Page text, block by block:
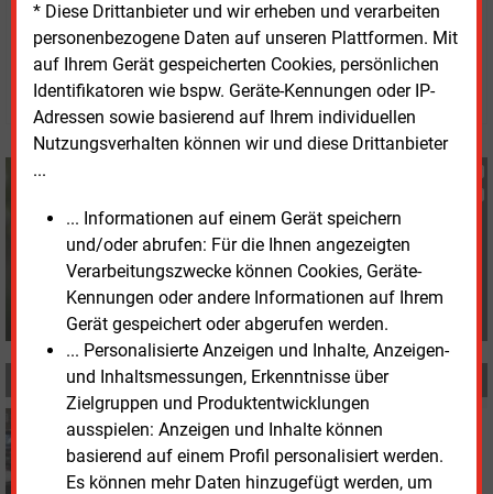
* Diese Drittanbieter und wir erheben und verarbeiten
personenbezogene Daten auf unseren Plattformen. Mit
auf Ihrem Gerät gespeicherten Cookies, persönlichen
Identifikatoren wie bspw. Geräte-Kennungen oder IP-
Adressen sowie basierend auf Ihrem individuellen
Nutzungsverhalten können wir und diese Drittanbieter
...
... Informationen auf einem Gerät speichern
und/oder abrufen: Für die Ihnen angezeigten
Verarbeitungszwecke können Cookies, Geräte-
Kennungen oder andere Informationen auf Ihrem
Gerät gespeichert oder abgerufen werden.
... Personalisierte Anzeigen und Inhalte, Anzeigen-
und Inhaltsmessungen, Erkenntnisse über
Zielgruppen und Produktentwicklungen
ausspielen: Anzeigen und Inhalte können
basierend auf einem Profil personalisiert werden.
Es können mehr Daten hinzugefügt werden, um
Fritz Wilhelm
© 2026 Energie & Management GmbH
f.wilhelm@energie-und-
management.de
MEHR ZUM THEMA
Montag, 20.07.2026, 12:36
E&M MOBILITÄT
Realpreise für E-Autos sinken um 18 Prozent